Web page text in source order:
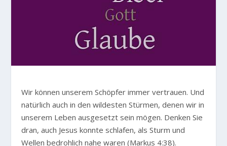
Wir können unserem Schöpfer immer vertrauen. Und
natürlich auch in den wildesten Stürmen, denen wir in
unserem Leben ausgesetzt sein mögen. Denken Sie
dran, auch Jesus konnte schlafen, als Sturm und
Wellen bedrohlich nahe waren (Markus 4:38).